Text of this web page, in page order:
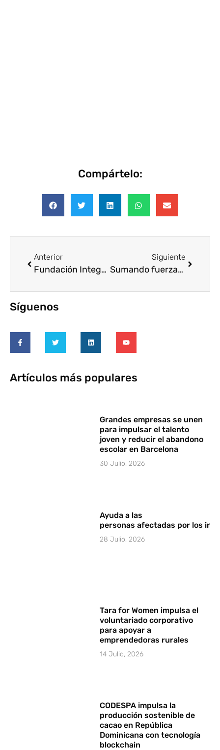
Compártelo:
Anterior
Fundación Integra celebra 25 años recuperando vidas a través del Empleo
Siguiente
Sumando fuerzas para multiplicar el impacto
Síguenos
Artículos más populares
Grandes empresas se unen
para impulsar el talento
joven y reducir el abandono
escolar en Barcelona
30 Julio, 2026
Ayuda a las
personas afectadas por los
28 Julio, 2026
Tara for Women impulsa el
voluntariado corporativo
para apoyar a
emprendedoras rurales
14 Julio, 2026
CODESPA impulsa la
producción sostenible de
cacao en República
Dominicana con tecnología
blockchain